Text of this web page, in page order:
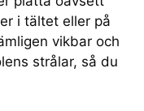
i tältet eller på
vikbar och
strålar, så du